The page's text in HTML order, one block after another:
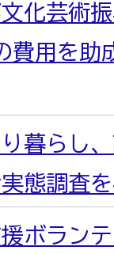
化芸術
費用を助
暮らし
態調査
ボラン